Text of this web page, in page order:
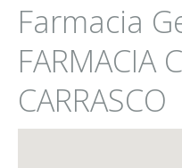
Farmacia
FARMACIA
CARRASCO